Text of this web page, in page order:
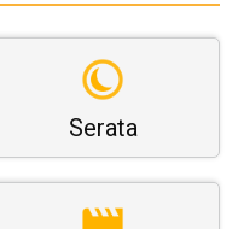
Serata